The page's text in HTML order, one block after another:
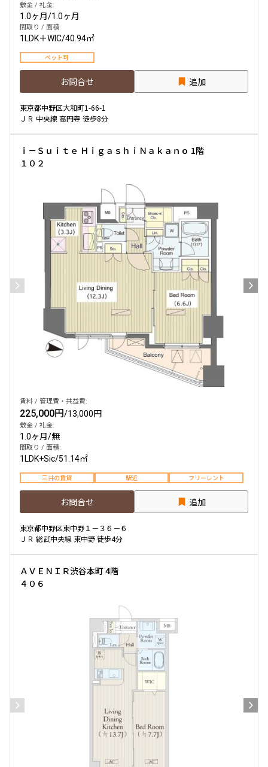
敷金 / 礼金:
1.0ヶ月/1.0ヶ月
間取り / 面積:
1LDK＋WIC/40.94㎡
ペット可
お問合せ 追加
東京都中野区大和町1-66-1
ＪＲ 中央線 高円寺 徒歩8分
ｉ－Ｓｕｉｔｅ ＨｉｇａｓｈｉＮａｋａｎｏ 1階
１０２
賃料 / 管理費・共益費:
225,000円/13,000円
敷金 / 礼金:
1.0ヶ月/無
間取り / 面積:
1LDK+Sic/51.14㎡
三井の賃貸 駅近 フリーレント
お問合せ 追加
東京都中野区東中野１－３６－６
ＪＲ 総武中央線 東中野 徒歩4分
ＡＶＥＮＩＲ渋谷本町 4階
４０６